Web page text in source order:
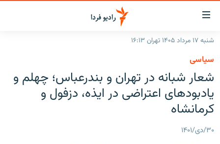
لینک‌های
قابلیت
دسترسی
بازگشت
منوی
اصلی
رفتن
صفحه
ایران
جهان
رادیو
شنبه ۱۷ مرداد ۱۴۰۵ تهران ۱۶:۱۳
سیاسی
شعار شبانه در تهران و بندرعباس؛ چهلم‌‌ و
یادبودهای اعتراضی در ایذه، دزفول و
کرمانشاه
۳۰/دی/۱۴۰۱